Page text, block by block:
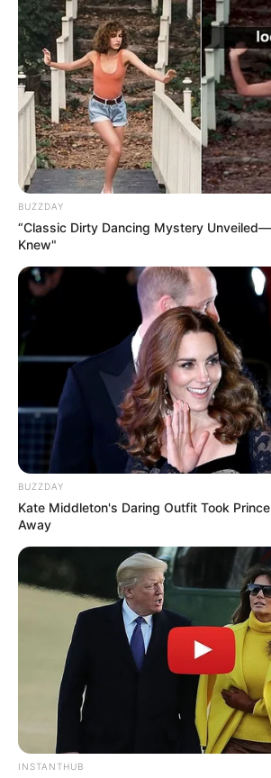
UNIRSE AL CANAL DE
La actrizLina Tejeirorealizó una
través de sus redes sociales, pues
que tuvoal momento de tomarse la
para esta imagen debía quitarse los
estuvo en que la villavicense tuvo que
aretes.
influencercontó a sus más de 10
que al momento de retirarse los aretes
fétido olor,
que en efecto provenía de
en sus orejas.
Puede ver: Reforma a la salud será
ordinaria; la decisión fue apelada
Al contar su historia, reveló que su
BUZZDAY
“Classic Dirty Dancing Mystery
Knew"
BUZZDAY
Kate Middleton's Daring Outfit Took
Away
INSTANTHUB